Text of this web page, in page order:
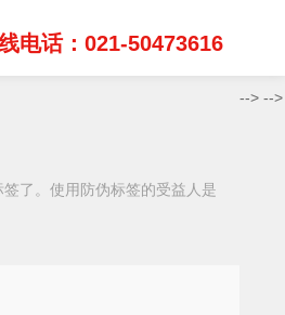
电话：021-50473616
了。使用防伪标签的受益人是
--> -->